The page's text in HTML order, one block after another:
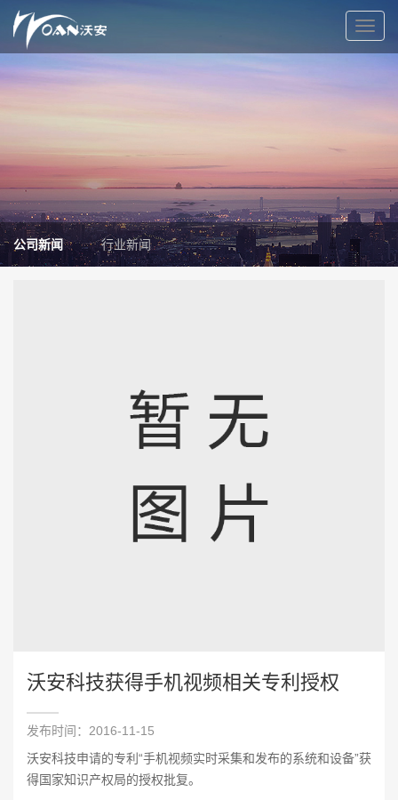
Toggle
公司新闻 行业新闻
沃安科技获得手机视频相关专利授权
发布时间：2016-11-15
沃安科技申请的专利“手机视频实时采集和发布的系统和设备”获
得国家知识产权局的授权批复。